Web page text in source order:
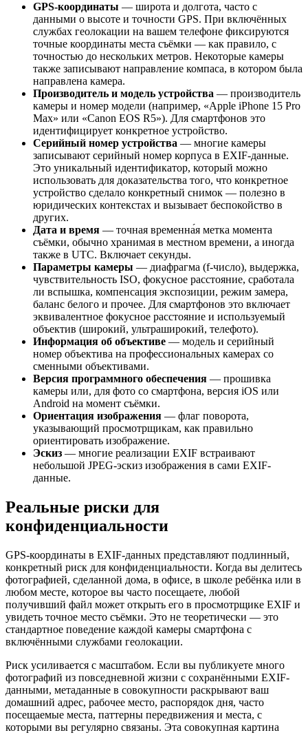
GPS-координаты — широта и долгота, часто с
данными о высоте и точности GPS. При включённых
службах геолокации на вашем телефоне фиксируются
точные координаты места съёмки — как правило, с
точностью до нескольких метров. Некоторые камеры
также записывают направление компаса, в котором была
направлена камера.
Производитель и модель устройства — производитель
камеры и номер модели (например, «Apple iPhone 15 Pro
Max» или «Canon EOS R5»). Для смартфонов это
идентифицирует конкретное устройство.
Серийный номер устройства — многие камеры
записывают серийный номер корпуса в EXIF-данные.
Это уникальный идентификатор, который можно
использовать для доказательства того, что конкретное
устройство сделало конкретный снимок — полезно в
юридических контекстах и вызывает беспокойство в
других.
Дата и время — точная временна́я метка момента
съёмки, обычно хранимая в местном времени, а иногда
также в UTC. Включает секунды.
Параметры камеры — диафрагма (f-число), выдержка,
чувствительность ISO, фокусное расстояние, сработала
ли вспышка, компенсация экспозиции, режим замера,
баланс белого и прочее. Для смартфонов это включает
эквивалентное фокусное расстояние и используемый
объектив (широкий, ультраширокий, телефото).
Информация об объективе — модель и серийный
номер объектива на профессиональных камерах со
сменными объективами.
Версия программного обеспечения — прошивка
камеры или, для фото со смартфона, версия iOS или
Android на момент съёмки.
Ориентация изображения — флаг поворота,
указывающий просмотрщикам, как правильно
ориентировать изображение.
Эскиз — многие реализации EXIF встраивают
небольшой JPEG-эскиз изображения в сами EXIF-
данные.
Реальные риски для
конфиденциальности
GPS-координаты в EXIF-данных представляют подлинный,
конкретный риск для конфиденциальности. Когда вы делитесь
фотографией, сделанной дома, в офисе, в школе ребёнка или в
любом месте, которое вы часто посещаете, любой
получивший файл может открыть его в просмотрщике EXIF и
увидеть точное место съёмки. Это не теоретически — это
стандартное поведение каждой камеры смартфона с
включёнными службами геолокации.
Риск усиливается с масштабом. Если вы публикуете много
фотографий из повседневной жизни с сохранёнными EXIF-
данными, метаданные в совокупности раскрывают ваш
домашний адрес, рабочее место, распорядок дня, часто
посещаемые места, паттерны передвижения и места, с
которыми вы регулярно связаны. Эта совокупная картина